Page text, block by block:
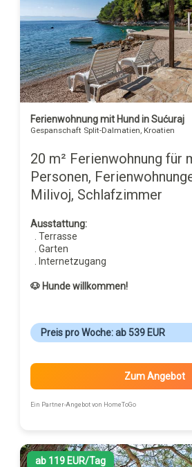
Ferienwohnung mit Hund in Sućuraj
Gespanschaft Split-Dalmatien, Kroatien
20 m² Ferienwohnung für
Personen,
Milivoj, Schlafzimmer
Ausstattung:
. Terrasse
. Garten
. Internetzugang
🐶 Hunde willkommen!
Preis pro Woche: ab 539 EUR
Zum Angebot
Ein Partner-Angebot von HomeToGo
ab 119 EUR/Tag